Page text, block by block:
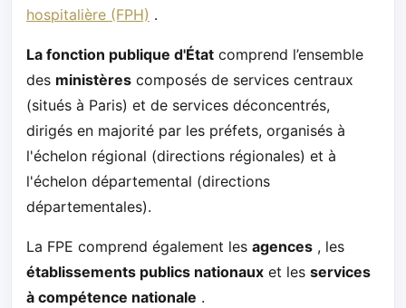
hospitalière (FPH) .
La fonction publique d'État comprend l’ensemble
des ministères composés de services centraux
(situés à Paris) et de services déconcentrés,
dirigés en majorité par les préfets, organisés à
l'échelon régional (directions régionales) et à
l'échelon départemental (directions
départementales).
La FPE comprend également les agences , les
établissements publics nationaux et les services
à compétence nationale .